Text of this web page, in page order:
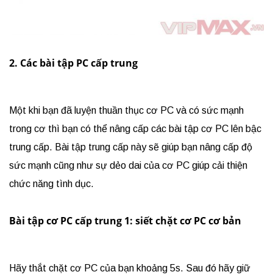
2. Các bài tập PC cấp trung
Một khi bạn đã luyện thuần thục cơ PC và có sức mạnh
trong cơ thì bạn có thể nâng cấp các bài tập cơ PC lên bậc
trung cấp. Bài tập trung cấp này sẽ giúp bạn nâng cấp độ
sức mạnh cũng như sự dẻo dai của cơ PC giúp cải thiện
chức năng tình dục.
Bài tập cơ PC cấp trung 1: siết chặt cơ PC cơ bản
Hãy thắt chặt cơ PC của bạn khoảng 5s. Sau đó hãy giữ